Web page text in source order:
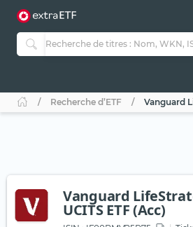
Recherche d’ETF Vanguard
Vanguard
UCITS ETF (Acc)